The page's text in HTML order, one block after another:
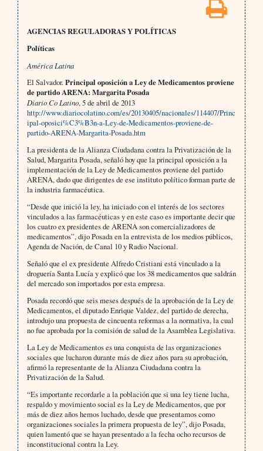
AGENCIAS REGULADORAS Y POLÍTICAS
Políticas
América Latina
El Salvador.Principal oposición a Ley de Medicamentos proviene
de partido ARENA: Margarita Posada
Diario Co Latino, 5 de abril de 2013
http://www.diariocolatino.com/es/20130405/nacionales/114407/Princ
ipal-oposici%C3%B3n-a-Ley-de-Medicamentos-proviene-de-
partido-ARENA-Margarita-Posada.htm
La presidenta de la Alianza Ciudadana contra la Privatización de la
Salud, Margarita Posada, señaló hoy que la principal oposición a la
implementación de la Ley de Medicamentos proviene del partido
ARENA, dado que dirigentes de ese instituto político forman parte de
la industria farmacéutica.
“Desde que inició la ley, ha iniciado con el interés de los sectores
vinculados a las farmacéuticas y en este caso es importante decir que
los cuatro ex presidentes de ARENA son comercializadores de
medicamentos”, dijo Posada en la entrevista de los medios públicos,
Agenda de Nación, de Canal 10 y Radio Nacional.
Señaló que el ex presidente Alfredo Cristiani está vinculado a la
droguería Santa Lucía y explicó que los 38 medicamentos que saldrán
del mercado son importados por esta empresa.
Posada recordó que seis meses después de la aprobación de la Ley de
Medicamentos, el diputado Enrique Valdez, del partido de derecha,
introdujo una propuesta de cincuenta reformas a la normativa, la cual
no fue aprobada por la comisión de salud de la Asamblea Legislativa.
La Ley de Medicamentos es una conquista de las organizaciones
sociales que lucharon durante más de diez años para su aprobación,
afirmó la representante de la Alianza Ciudadana contra la
Privatización de la Salud.
“Es importante recordarle a la población que si una ley tiene lucha,
respaldo y movimiento social es la Ley de Medicamentos, que por
más de diez años hemos luchado, desde que presentamos como
organizaciones sociales la primera propuesta de ley”, dijo Posada,
quien lamentó que se hayan presentado a la fecha ocho recursos de
inconstitucional contra la Ley.